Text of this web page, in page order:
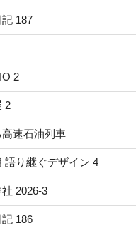
187
2
2
速石油列車
語り継ぐデザイン 4
2026-3
186